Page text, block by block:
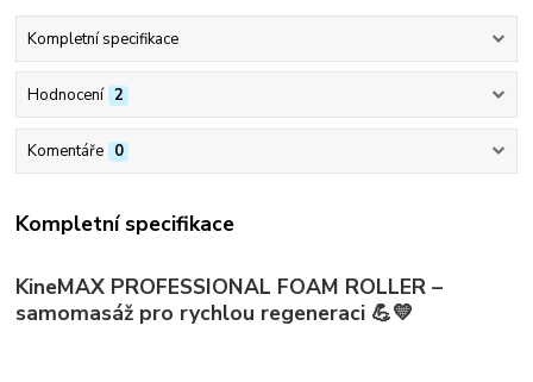
Kompletní specifikace
Hodnocení 2
Komentáře 0
Kompletní specifikace
KineMAX PROFESSIONAL FOAM ROLLER –
samomasáž pro rychlou regeneraci 💪💛